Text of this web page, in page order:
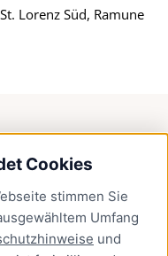
Cookies
stimmen Sie
Umfang
und
Lorenz Süd, Ramune